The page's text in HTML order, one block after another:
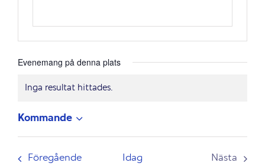
Evenemang på denna plats
Notis
Inga resultat hittades.
Kommande
Välj
datum.
FöregåendeEvenemang
Idag
Nästa